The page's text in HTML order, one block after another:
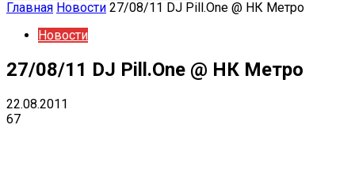
Главная Новости 27/08/11 DJ Pill.One @ НК Метро
Новости
27/08/11 DJ Pill.One @ НК Метро
22.08.2011
67